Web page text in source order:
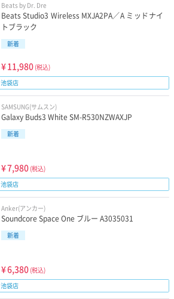
Beats by Dr. Dre
Beats Studio3 Wireless MXJA2PA／A ミッドナイ
トブラック
新着
¥11,980 (税込)
池袋店
SAMSUNG(サムスン)
Galaxy Buds3 White SM-R530NZWAXJP
新着
¥7,980 (税込)
池袋店
Anker(アンカー)
Soundcore Space One ブルー A3035031
新着
¥6,380 (税込)
池袋店